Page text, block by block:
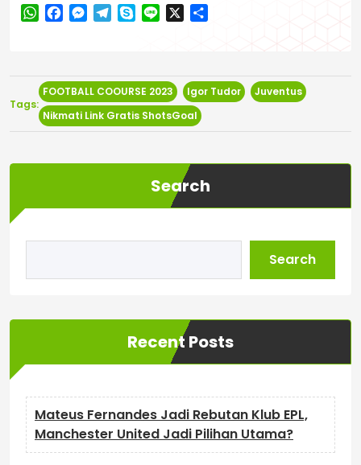
WhatsApp
Facebook
Messenger
Telegram
SkypeLine
Tags:
FOOTBALL COOURSE 2023 Igor Tudor
Juventus
Nikmati Link Gratis ShotsGoal
Search
Search
Recent Posts
Mateus Fernandes Jadi Rebutan Klub EPL,
Manchester United Jadi Pilihan Utama?